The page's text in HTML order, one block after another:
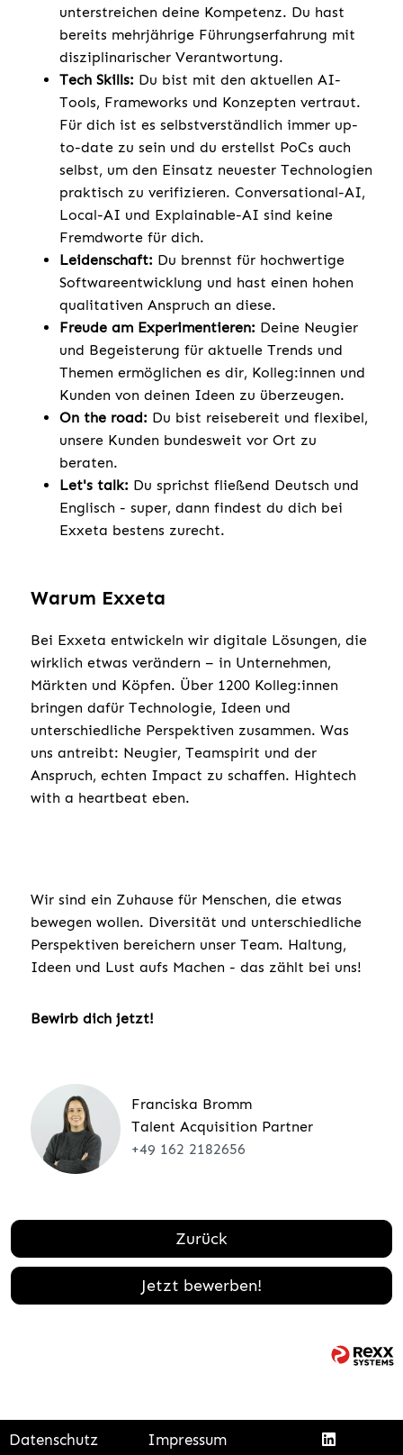
unterstreichen deine Kompetenz. Du hast
bereits mehrjährige Führungserfahrung mit
disziplinarischer Verantwortung.
Tech Skills: Du bist mit den aktuellen AI-
Tools, Frameworks und Konzepten vertraut.
Für dich ist es selbstverständlich immer up-
to-date zu sein und du erstellst PoCs auch
selbst, um den Einsatz neuester Technologien
praktisch zu verifizieren. Conversational-AI,
Local-AI und Explainable-AI sind keine
Fremdworte für dich.
Leidenschaft: Du brennst für hochwertige
Softwareentwicklung und hast einen hohen
qualitativen Anspruch an diese.
Freude am Experimentieren: Deine Neugier
und Begeisterung für aktuelle Trends und
Themen ermöglichen es dir, Kolleg:innen und
Kunden von deinen Ideen zu überzeugen.
On the road: Du bist reisebereit und flexibel,
unsere Kunden bundesweit vor Ort zu
beraten.
Let's talk: Du sprichst fließend Deutsch und
Englisch - super, dann findest du dich bei
Exxeta bestens zurecht.
Warum Exxeta
Bei Exxeta entwickeln wir digitale Lösungen, die
wirklich etwas verändern – in Unternehmen,
Märkten und Köpfen. Über 1200 Kolleg:innen
bringen dafür Technologie, Ideen und
unterschiedliche Perspektiven zusammen. Was
uns antreibt: Neugier, Teamspirit und der
Anspruch, echten Impact zu schaffen. Hightech
with a heartbeat eben.
Wir sind ein Zuhause für Menschen, die etwas
bewegen wollen. Diversität und unterschiedliche
Perspektiven bereichern unser Team. Haltung,
Ideen und Lust aufs Machen - das zählt bei uns!
Bewirb dich jetzt!
Franciska Bromm
Talent Acquisition Partner
+49 162 2182656
Zurück
Jetzt bewerben!
Datenschutz Impressum